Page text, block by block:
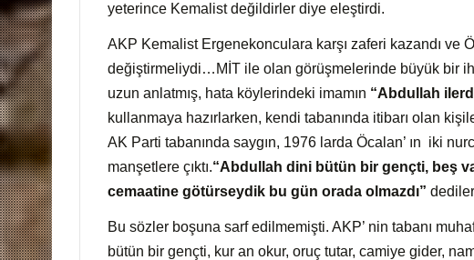
yeterince Kemalist değildirler diye eleştirdi.
AKP Kemalist Ergenekonculara karşı zaferi kazandı ve
değiştirmeliydi…MİT ile olan görüşmelerinde büyük bir
uzun anlatmış, hata köylerindeki imamın “Abdullah
kullanmaya hazırlarken, kendi tabanında itibarı olan
AK Parti tabanında saygın, 1976 larda Öcalan’ ın iki
manşetlere çıktı.“Abdullah dini bütün bir gençti, beş
cemaatine götürseydik bu gün orada olmazdı”
Bu sözler boşuna sarf edilmemişti. AKP’ nin tabanı
bütün bir gençti, kur an okur, oruç tutar, camiye gider,